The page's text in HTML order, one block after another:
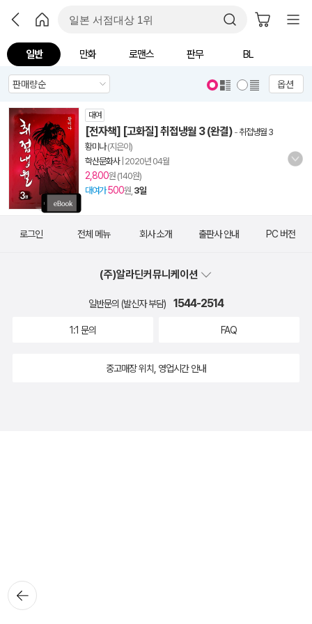
일반 만화 로맨스 판무 BL
옵션
대여
[전자책] [고화질] 취접냉월 3 (완결) -취접냉월 3
황미나(지은이)
학산문화사| 2020년 04월
2,800원 (140원)
대여가 500원, 3일
뒤로가
기
로그인 전체 메뉴 회사 소개 출판사 안내 PC 버전
(주)알라딘커뮤니케이션
일반문의 (발신자 부담) 1544-2514
1:1 문의 FAQ
중고매장 위치, 영업시간 안내